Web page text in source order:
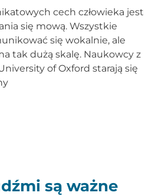
cech człowieka jest
się mową. Wszystkie
się wokalnie, ale
tak dużą skalę. Naukowcy z
of Oxford starają się
są ważne